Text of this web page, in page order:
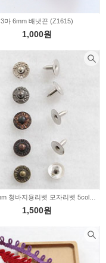
3마 6mm 배냇끈 (Z1615)
1,000원
1,500원